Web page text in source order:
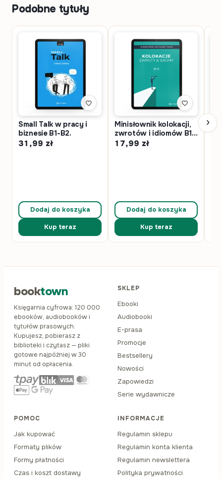
Podobne tytuły
Small Talk w pracy i
biznesie B1-B2.
31,99 zł
Dodaj do koszyka
Kup teraz
Minisłownik kolokacji,
zwrotów i idiomów B1-
C1. Ebook
17,99 zł
Dodaj do koszyka
Kup teraz
›
booktown
Księgarnia cyfrowa: 120 000
ebooków, audiobooków i
tytułów prasowych.
Kupujesz, pobierasz z
biblioteki i czytasz — pliki
gotowe najpóźniej w 30
minut od opłacenia.
SKLEP
Ebooki
Audiobooki
E-prasa
Promocje
Bestsellery
Nowości
Zapowiedzi
Serie wydawnicze
POMOC
Jak kupować
Formaty plików
Formy płatności
Czas i koszt dostawy
INFORMACJE
Regulamin sklepu
Regulamin konta klienta
Regulamin newslettera
Polityka prywatności